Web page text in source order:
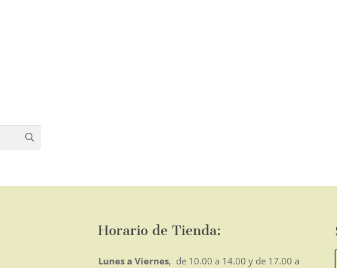
Horario de Tienda:
Lunes a Viernes, de 10.00 a 14.00 y de 17.00 a